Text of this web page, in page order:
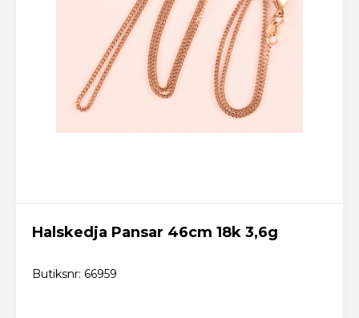
Halskedja Pansar 46cm 18k 3,6g
Butiksnr: 66959